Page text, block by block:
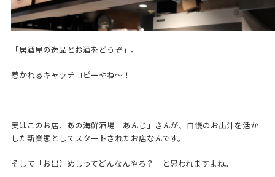
「居酒屋の逸品とお酒をどうぞ」。
惹かれるキャッチコピーやね～！
実はこのお店、あの海鮮酒場「あんじ」さんが、自慢のお出汁を活か
した新業態としてスタートされたお店なんです。
そして「お出汁めしってどんなんやろ？」と思われますよね。